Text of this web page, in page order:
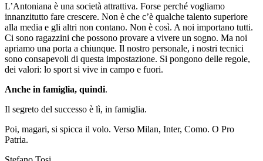
L’Antoniana è una società attrattiva. Forse perché vogliamo
innanzitutto fare crescere. Non è che c’è qualche talento superiore
alla media e gli altri non contano. Non è così. A noi importano tutti.
Ci sono ragazzini che possono provare a vivere un sogno. Ma noi
apriamo una porta a chiunque. Il nostro personale, i nostri tecnici
sono consapevoli di questa impostazione. Si pongono delle regole,
dei valori: lo sport si vive in campo e fuori.
Anche in famiglia, quindi.
Il segreto del successo è lì, in famiglia.
Poi, magari, si spicca il volo. Verso Milan, Inter, Como. O Pro
Patria.